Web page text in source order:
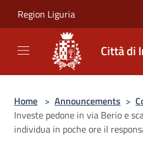
Region Liguria
Città di
Home > Announcements >
Investe pedone in via Berio e
individua in poche ore il